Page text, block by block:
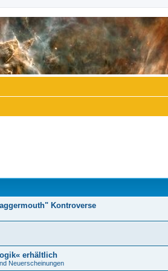
Kontroverse
erhältlich
Neuerscheinungen